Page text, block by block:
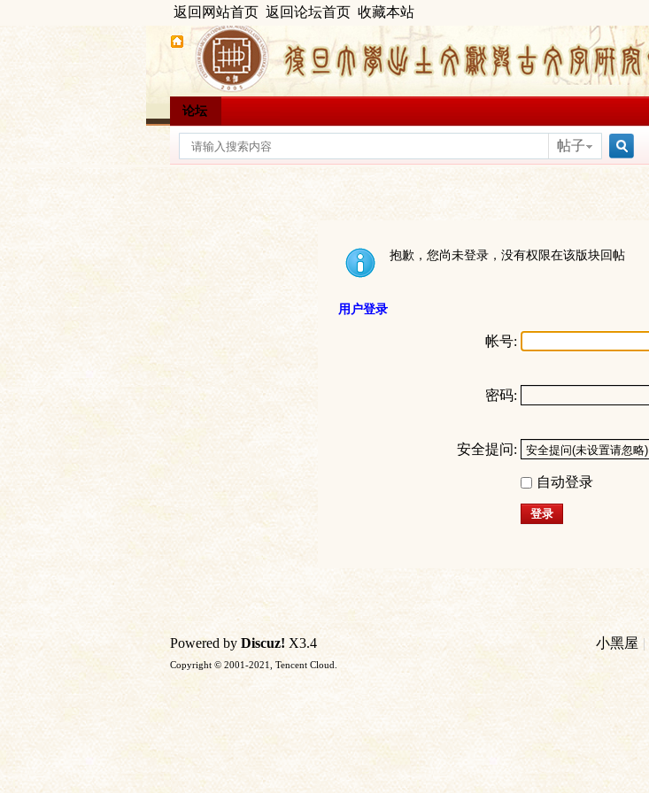
返回网站首页 返回论坛首页 收藏本站
论坛
帖子
索
抱歉，您尚未登录，没有权限在该版块回帖
用户登录
帐号:
密码:
安全提问:
自动登录
登录
小黑屋 |
Powered by Discuz! X3.4
Copyright © 2001-2021, Tencent Cloud.